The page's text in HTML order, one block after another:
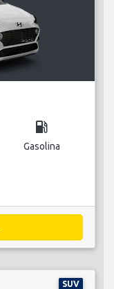
local_gas_station
Gasolina
SUV